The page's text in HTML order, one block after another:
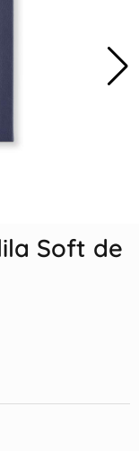
279 kr/st
Soft de